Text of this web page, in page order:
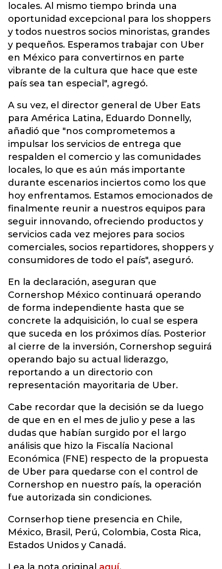
locales. Al mismo tiempo brinda una
oportunidad excepcional para los shoppers
y todos nuestros socios minoristas, grandes
y pequeños. Esperamos trabajar con Uber
en México para convertirnos en parte
vibrante de la cultura que hace que este
país sea tan especial", agregó.
A su vez, el director general de Uber Eats
para América Latina, Eduardo Donnelly,
añadió que "nos comprometemos a
impulsar los servicios de entrega que
respalden el comercio y las comunidades
locales, lo que es aún más importante
durante escenarios inciertos como los que
hoy enfrentamos. Estamos emocionados de
finalmente reunir a nuestros equipos para
seguir innovando, ofreciendo productos y
servicios cada vez mejores para socios
comerciales, socios repartidores, shoppers y
consumidores de todo el país", aseguró.
En la declaración, aseguran que
Cornershop México continuará operando
de forma independiente hasta que se
concrete la adquisición, lo cual se espera
que suceda en los próximos días. Posterior
al cierre de la inversión, Cornershop seguirá
operando bajo su actual liderazgo,
reportando a un directorio con
representación mayoritaria de Uber.
Cabe recordar que la decisión se da luego
de que en en el mes de julio y pese a las
dudas que habían surgido por el largo
análisis que hizo la Fiscalía Nacional
Económica (FNE) respecto de la propuesta
de Uber para quedarse con el control de
Cornershop en nuestro país, la operación
fue autorizada sin condiciones.
Cornserhop tiene presencia en Chile,
México, Brasil, Perú, Colombia, Costa Rica,
Estados Unidos y Canadá.